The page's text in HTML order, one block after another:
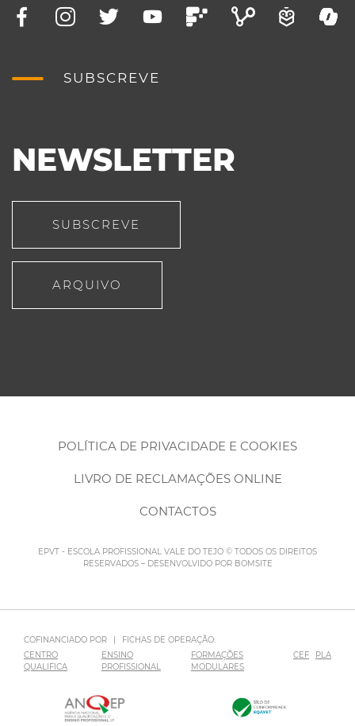
SUBSCREVE
NEWSLETTER
SUBSCREVE
ARQUIVO
POLÍTICA DE PRIVACIDADE E COOKIES
LIVRO DE RECLAMAÇÕES ONLINE
CONTACTOS
EPVT - ESCOLA PROFISSIONAL VALE DO TEJO © TODOS OS DIREITOS
RESERVADOS – DESENVOLVIDO POR BOMSITE
COFINANCIADO POR |
FICHAS DE OPERAÇÃO:
CENTRO
QUALIFICA
ENSINO
PROFISSIONAL
FORMAÇÕES
MODULARES
CEF PLA